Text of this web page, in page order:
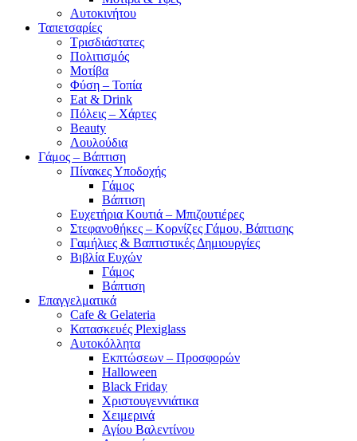
Αυτοκινήτου
Ταπετσαρίες
Τρισδιάστατες
Πολιτισμός
Μοτίβα
Φύση – Τοπία
Eat & Drink
Πόλεις – Χάρτες
Beauty
Λουλούδια
Γάμος – Βάπτιση
Πίνακες Υποδοχής
Γάμος
Βάπτιση
Ευχετήρια Κουτιά – Μπιζουτιέρες
Στεφανοθήκες – Κορνίζες Γάμου, Βάπτισης
Γαμήλιες & Βαπτιστικές Δημιουργίες
Βιβλία Ευχών
Γάμος
Βάπτιση
Επαγγελματικά
Cafe & Gelateria
Κατασκευές Plexiglass
Αυτοκόλλητα
Εκπτώσεων – Προσφορών
Halloween
Black Friday
Χριστουγεννιάτικα
Χειμερινά
Αγίου Βαλεντίνου